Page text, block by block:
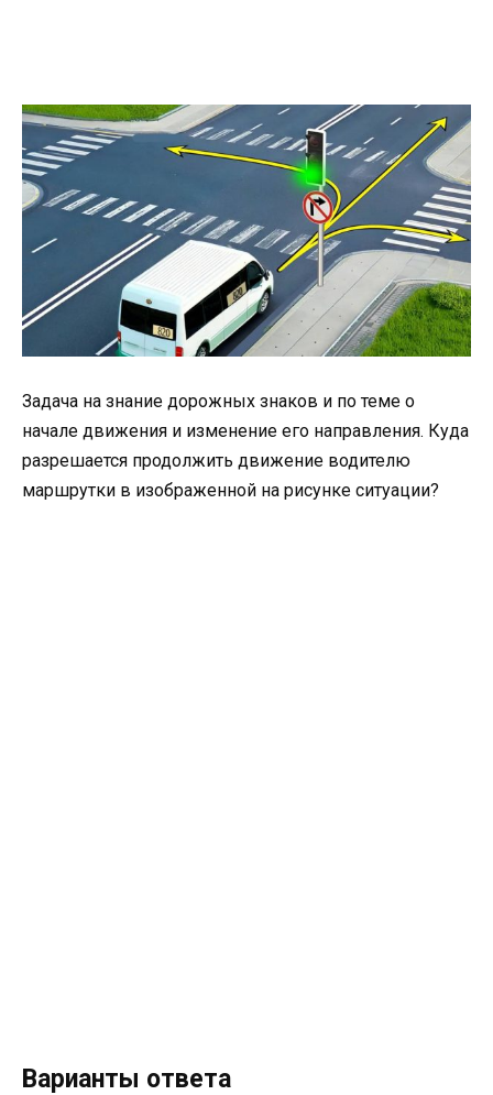
Задача на знание дорожных знаков и по теме о
начале движения и изменение его направления. Куда
разрешается продолжить движение водителю
маршрутки в изображенной на рисунке ситуации?
Варианты ответа